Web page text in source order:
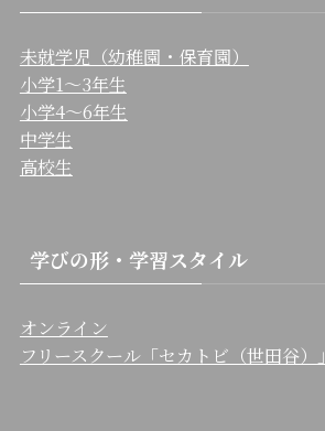
未就学児（幼稚園・保育園）
小学1〜3年生
小学4〜6年生
中学生
高校生
学びの形・学習スタイル
オンライン
フリースクール「セカトビ（世田谷）」